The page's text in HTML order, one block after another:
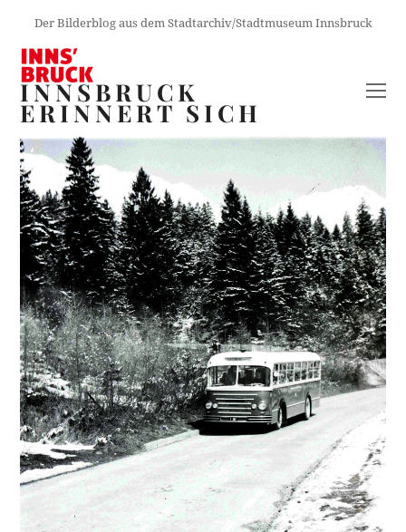
Der Bilderblog aus dem Stadtarchiv/Stadtmuseum Innsbruck
INNSBRUCK
ERINNERT SICH